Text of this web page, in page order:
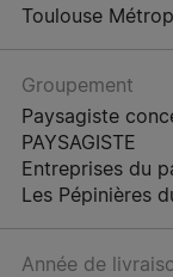
Toulouse
Groupement
Paysagiste
PAYSAGISTE
Entreprises du
Les Pépinières
Année de